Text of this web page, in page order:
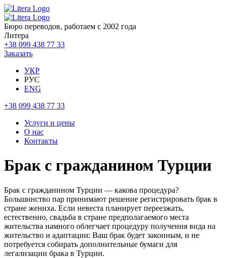
Бюро переводов, работаем с 2002 года
Литера
+38 099 438 77 33
Заказать
УКР
РУС
ENG
+38 099 438 77 33
Услуги и цены
О нас
Контакты
Брак с гражданином Турции
Брак с гражданином Турции — какова процедура?
Большинство пар принимают решение регистрировать брак в
стране жениха. Если невеста планирует переезжать,
естественно, свадьба в стране предполагаемого места
жительства намного облегчает процедуру получения вида на
жительство и адаптации: Ваш брак будет законным, и не
потребуется собирать дополнительные бумаги для
легализации брака в Турции.